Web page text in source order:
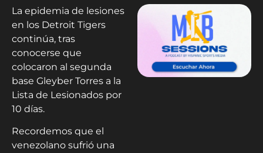
La epidemia de lesiones
en los Detroit Tigers
continúa, tras
conocerse que
colocaron al segunda
base Gleyber Torres a la
Lista de Lesionados por
10 días.
Recordemos que el
venezolano sufrió una